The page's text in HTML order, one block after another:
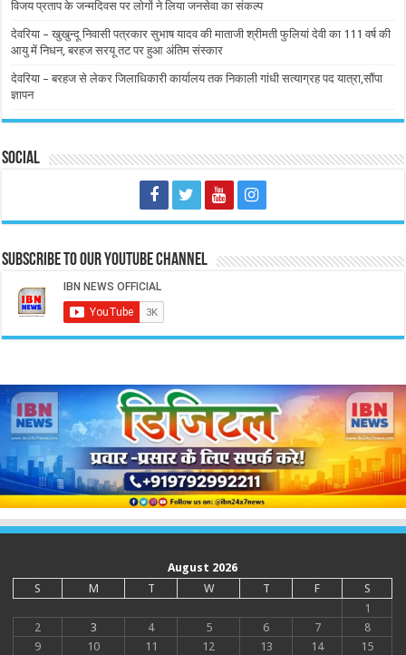
विजय प्रताप के जन्मदिवस पर लोगों ने लिया जनसेवा का संकल्प
देवरिया – खुखुन्दू निवासी पत्रकार सुभाष यादव की माताजी श्रीमती फुलियां देवी का 111 वर्ष की
आयु में निधन, बरहज सरयू तट पर हुआ अंतिम संस्कार
देवरिया – बरहज से लेकर जिलाधिकारी कार्यालय तक निकाली गांधी सत्याग्रह पद यात्रा,सौंपा
ज्ञापन
Social
Subscribe to our Youtube Channel
August 2026
S
M T W T F
S
1
2
3 4 5 6 7
8
9
10 11 12 13 14
15